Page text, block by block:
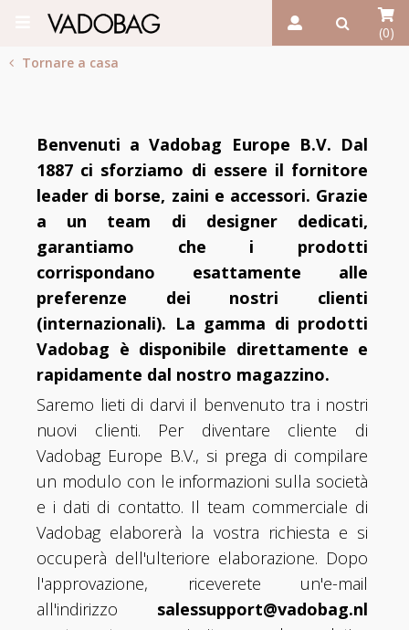
(0)
Tornare a casa
Benvenuti a Vadobag Europe B.V. Dal
1887 ci sforziamo di essere il fornitore
leader di borse, zaini e accessori. Grazie
a un team di designer dedicati,
garantiamo che i prodotti
corrispondano esattamente alle
preferenze dei nostri clienti
(internazionali). La gamma di prodotti
Vadobag è disponibile direttamente e
rapidamente dal nostro magazzino.
Saremo lieti di darvi il benvenuto tra i nostri
nuovi clienti. Per diventare cliente di
Vadobag Europe B.V., si prega di compilare
un modulo con le informazioni sulla società
e i dati di contatto. Il team commerciale di
Vadobag elaborerà la vostra richiesta e si
occuperà dell'ulteriore elaborazione. Dopo
l'approvazione, riceverete un'e-mail
all'indirizzo salessupport@vadobag.nl